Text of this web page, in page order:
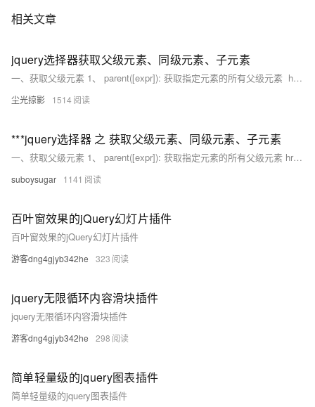
相关文章
jquery选择器获取父级元素、同级元素、子元素
一、获取父级元素 1、 parent([expr]): 获取指定元素的所有父级元素 href_fir href_sec href_thr href_fiv $(document).
尘光掠影 1514
***jquery选择器 之 获取父级元素、同级元素、子元素
一、获取父级元素 1、 parent([expr]): 获取指定元素的所有父级元素 href_firhref_sechref_thrhref_fiv $(document).
suboysugar 1141
百叶窗效果的jQuery幻灯片插件
百叶窗效果的jQuery幻灯片插件
游客dng4gjyb342he 323
jquery无限循环内容滑块插件
jquery无限循环内容滑块插件
游客dng4gjyb342he 298
简单轻量级的jquery图表插件
简单轻量级的jquery图表插件